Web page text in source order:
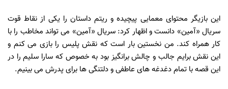
این بازیگر محتوای معمایی پیچیده و ریتم داستان را یكی از نقاط قوت
سریال «آمین» دانست و اظهار کرد: سریال «آمین» می تواند مخاطب را با
كار همراه کند. من نخستین بار است كه نقش پلیس را بازی می كنم و
این نقش برایم جالب و چالش برانگیز بود به خصوص كه سارا سلیم را در
این قصه با تمام دغدغه های عاطفی و دلتنگی ها برای پدرش می بینیم.